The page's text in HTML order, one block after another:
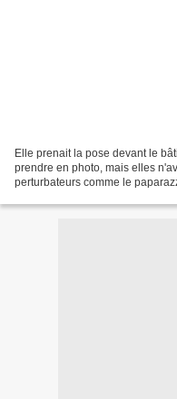
Elle prenait la pose devant le
prendre en photo, mais elles
perturbateurs comme le